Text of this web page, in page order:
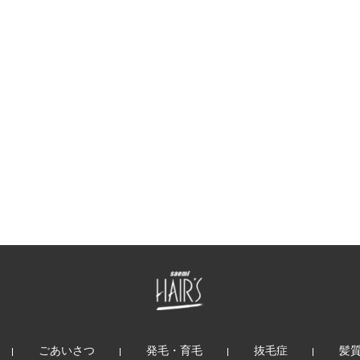
ごあいさつ 発毛・育毛 抜毛症 髪